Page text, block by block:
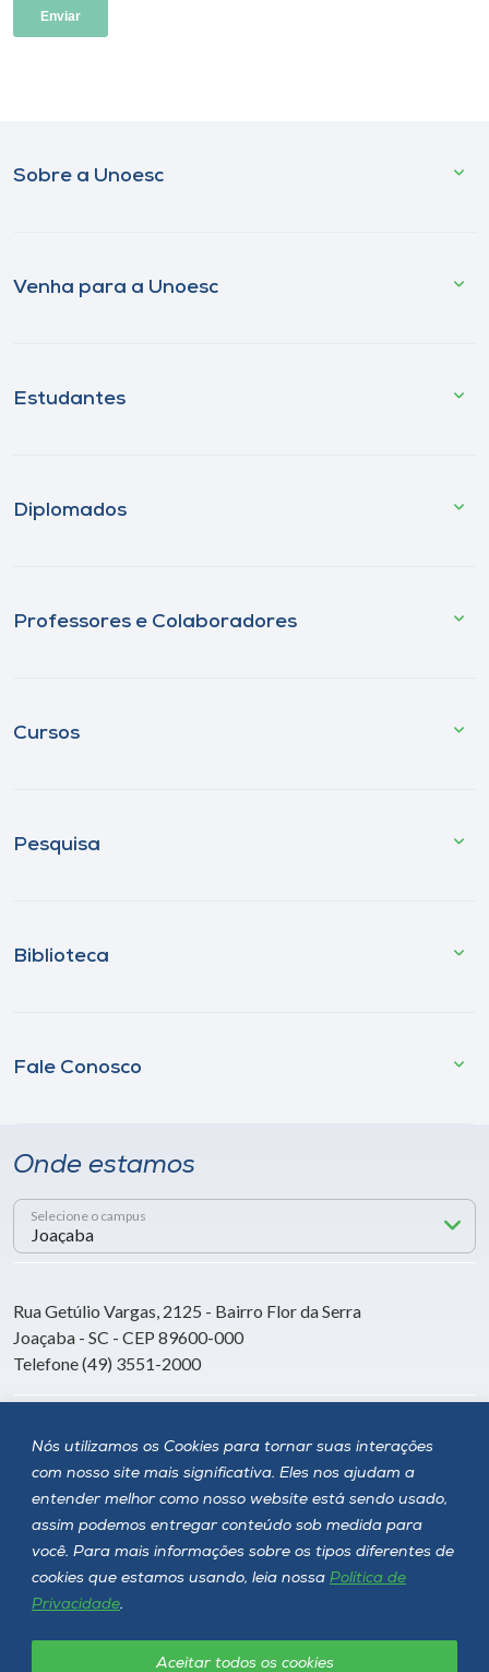
Nós utilizamos os Cookies para tornar suas interações
com nosso site mais significativa. Eles nos ajudam a
entender melhor como nosso website está sendo usado,
assim podemos entregar conteúdo sob medida para
você. Para mais informações sobre os tipos diferentes de
cookies que estamos usando, leia nossa Política de
Privacidade.
Aceitar todos os cookies
Sobre a Unoesc
Venha para a Unoesc
Estudantes
Diplomados
Professores e Colaboradores
Cursos
Pesquisa
Biblioteca
Fale Conosco
Onde estamos
Selecione o campus
Rua Getúlio Vargas, 2125 - Bairro Flor da Serra
Joaçaba - SC - CEP 89600-000
Telefone (49) 3551-2000
Siga a Unoesc